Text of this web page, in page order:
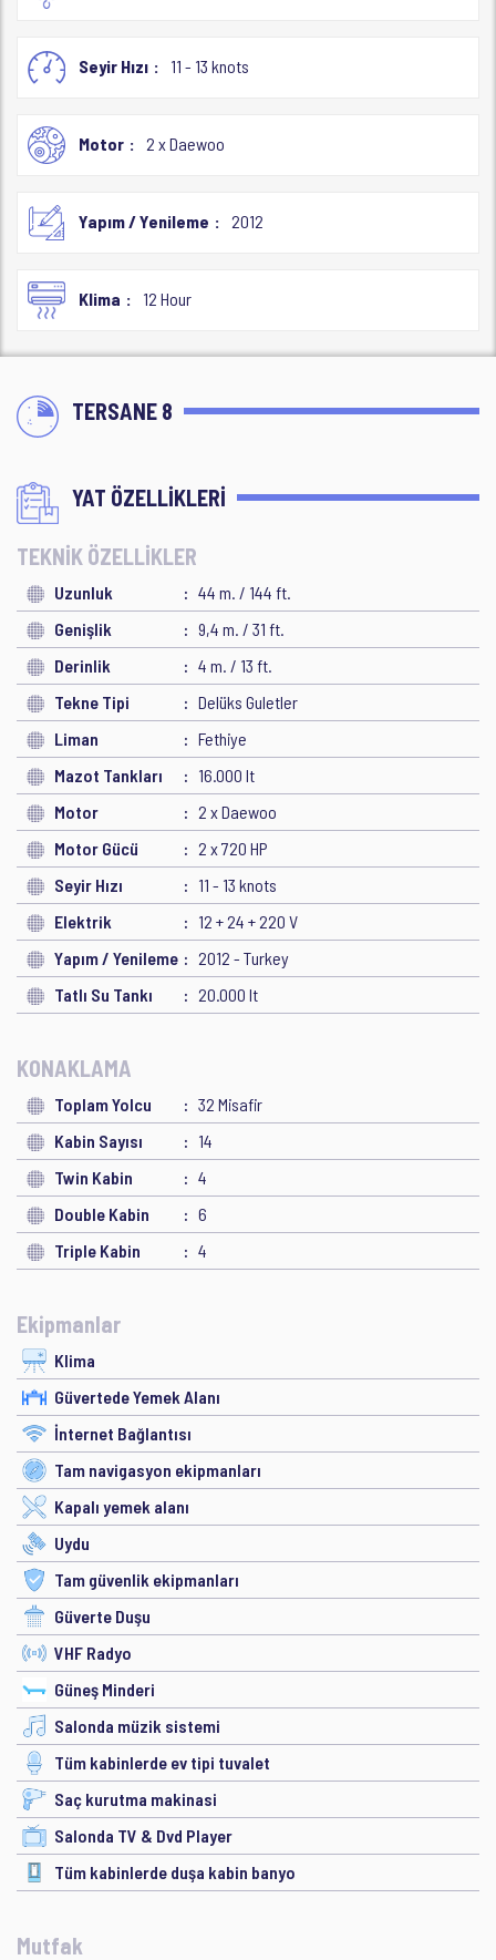
Seyir Hızı 11 - 13 knots
Motor 2 x Daewoo
Yapım / Yenileme 2012
Klima 12 Hour
TERSANE 8
YAT ÖZELLİKLERİ
TEKNİK ÖZELLİKLER
Uzunluk
44 m. / 144 ft.
Genişlik
9,4 m. / 31 ft.
Derinlik
4 m. / 13 ft.
Tekne Tipi
Delüks Guletler
Liman
Fethiye
Mazot Tankları
16.000 lt
Motor
2 x Daewoo
Motor Gücü
2 x 720 HP
Seyir Hızı
11 - 13 knots
Elektrik
12 + 24 + 220 V
Yapım / Yenileme
2012 - Turkey
Tatlı Su Tankı
20.000 lt
KONAKLAMA
Toplam Yolcu
32 Misafir
Kabin Sayısı
14
Twin Kabin
4
Double Kabin
6
Triple Kabin
4
Ekipmanlar
Klima
Güvertede Yemek Alanı
İnternet Bağlantısı
Tam navigasyon ekipmanları
Kapalı yemek alanı
Uydu
Tam güvenlik ekipmanları
Güverte Duşu
VHF Radyo
Güneş Minderi
Salonda müzik sistemi
Tüm kabinlerde ev tipi tuvalet
Saç kurutma makinasi
Salonda TV & Dvd Player
Tüm kabinlerde duşa kabin banyo
Mutfak